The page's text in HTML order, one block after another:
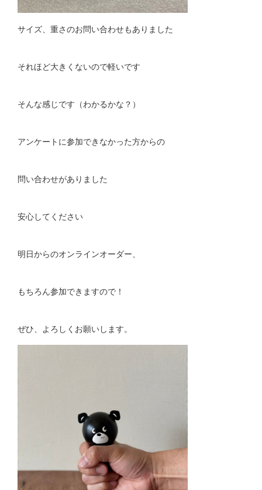
サイズ、重さのお問い合わせもありました
それほど大きくないので軽いです
そんな感じです（わかるかな？）
アンケートに参加できなかった方からの
問い合わせがありました
安心してください
明日からのオンラインオーダー、
もちろん参加できますので！
ぜひ、よろしくお願いします。